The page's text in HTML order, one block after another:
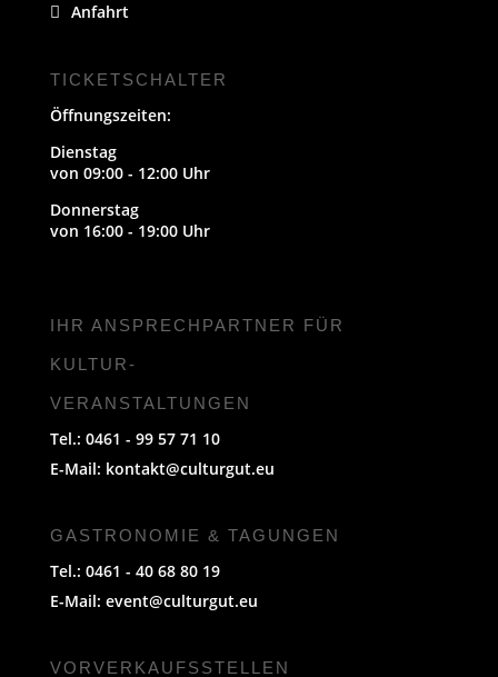
Anfahrt
TICKETSCHALTER
Öffnungszeiten:
Dienstag
von 09:00 - 12:00 Uhr
Donnerstag
von 16:00 - 19:00 Uhr
IHR ANSPRECHPARTNER FÜR
KULTUR-
VERANSTALTUNGEN
Tel.: 0461 - 99 57 71 10
E-Mail: kontakt@culturgut.eu
GASTRONOMIE & TAGUNGEN
Tel.: 0461 - 40 68 80 19
E-Mail: event@culturgut.eu
VORVERKAUFS­STELLEN